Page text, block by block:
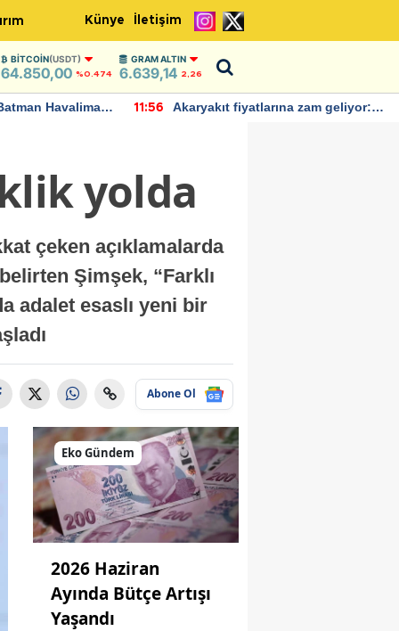
Künye İletişim
BITCOIN(USDT)
64.850,00 %0.474
GRAM ALTIN
6.639,14 2,26
Havalimanı
11:56
Akaryakıt fiyatlarına zam geliyor:
yolda
çeken açıklamalarda
Şimşek, “Farklı
adalet esaslı yeni bir
Abone Ol
Eko Gündem
2026 Haziran
Ayında Bütçe Artışı
Yaşandı